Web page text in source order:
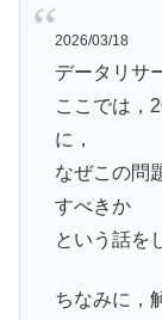
2026/03/18
データリサ
ここでは，
に，
なぜこの問
すべきか
という話を
ちなみに，